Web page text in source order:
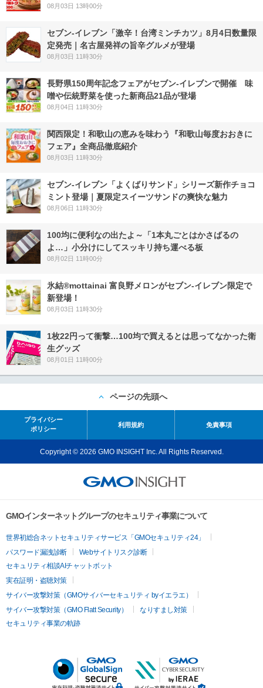
08月03日 13時00分
セブン-イレブン「激辛！台湾ミンチカツ」8月4日数量限
定発売｜名古屋発祥の旨辛グルメが登場
08月03日 11時30分
長野県150周年記念フェアがセブン-イレブンで開催 味
噌や伝統野菜を使った新商品21品が登場
08月04日 11時30分
関西限定！和歌山の恵みを味わう『和歌山毎度おおきに
フェア』全商品徹底紹介
08月03日 11時30分
セブン‐イレブン「よくばりサンド」シリーズ新作チョコ
ミント登場｜夏限定スイーツサンドの爽快な魅力
08月06日 11時30分
100均に便利なの出たよ～「1本丸ごとはかさばるの
よ…」小分けにしてスッキリ持ち運べる板
08月02日 11時00分
氷結®mottainai 富良野メロンがセブン‐イレブン限定で
新登場！
08月03日 11時30分
1枚22円って衝撃…100均で買えるとは思ってなかった衛
生グッズ
08月01日 11時00分
ページの先頭へ
プライバシー
ポリシー
利用規約 免責事項
Copyright © 2026 GMO INSIGHT Inc. All Rights Reserved.
GMOインターネットグループのセキュリティ事業について
世界初総合ネットセキュリティサービス「GMOセキュリティ24」
パスワード漏洩診断
Webサイトリスク診断
セキュリティ相談AIチャットボット
実在証明・盗聴対策
サイバー攻撃対策（GMOサイバーセキュリティ byイエラエ）
サイバー攻撃対策（GMO Flatt Security）
なりすまし対策
セキュリティ事業の軌跡